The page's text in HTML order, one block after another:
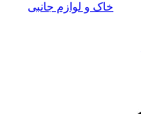
خاک و لوازم جانبی